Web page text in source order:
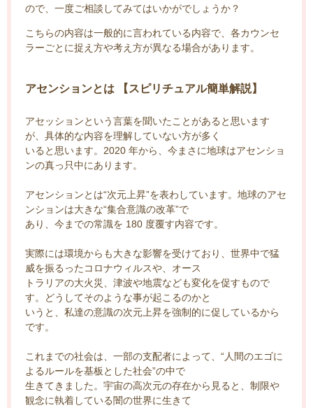
ので、一度ご相談してみてはいかがでしょうか？
こちらの内容は一般的に言われている内容で、各カウンセ
ラーごとに捉え方や考え方が異なる場合があります。
アセンションとは 【スピリチュアル簡単解説】
アセッションという言葉を聞いたことがあると思います
が、具体的な内容を理解していない方が多く
いると思います。2020 年から、今まさに地球はアセンショ
ンの真っ只中にあります。
アセンションとは“次元上昇”を表わしています。地球のアセ
ンションは大きな“集合意識の改革”で
あり、今までの常識を 180 度覆す内容です。
実際には環境からも大きな影響を受けており、世界中で猛
威を振るったコロナウィルスや、オース
トラリアの大火災、津波や地震なども変化を促すもので
す。どうしてそのような事が起こるのかと
いうと、私達の意識の次元上昇を強制的に促しているから
です。
これまでの社会は、一部の支配者によって、“人間のエゴに
よるルールを基板とした社会”の中で
生きてきました。宇宙の高次元の存在から見ると、制限や
観念に執着している闇の世界に生きて